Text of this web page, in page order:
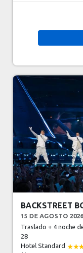
BACKSTREET
15 DE AGOSTO 2026
Traslado + 4 noche
28
Hotel Standard